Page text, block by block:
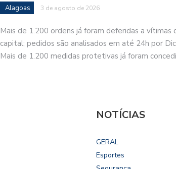
Alagoas 3 de agosto de 2026
Mais de 1.200 ordens já foram deferidas a vítimas
capital; pedidos são analisados em até 24h por
Mais de 1.200 medidas protetivas já foram
NOTÍCIAS
GERAL
Esportes